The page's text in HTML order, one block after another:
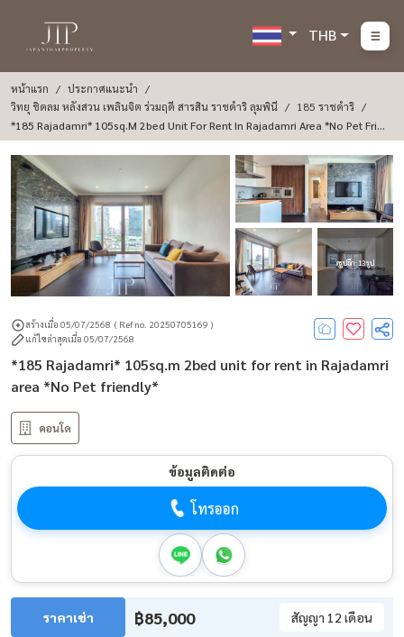
THB
หน้าแรก
ประกาศแนะนำ
วิทยุ ชิดลม หลังสวน เพลินจิต ร่วมฤดี สารสิน ราชดำริ ลุมพินี
185 ราชดำริ
*185 Rajadamri* 105sq.m 2bed Unit For Rent In Rajadamri Area *No Pet Frie
Ndly*
ดูรูปอีก : 13 รูป
สร้างเมื่อ 05/07/2568 ( Ref no. 20250705169 )
แก้ไขล่าสุดเมื่อ 05/07/2568
*185 Rajadamri* 105sq.m 2bed unit for rent in Rajadamri
area *No Pet friendly*
คอนโด
ข้อมูลติดต่อ
โทรออก
ราคาเช่า ฿85,000 สัญญา 12 เดือน